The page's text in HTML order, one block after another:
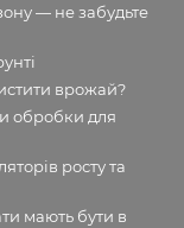
— не забудьте
врожай?
обробки для
росту та
мають бути в